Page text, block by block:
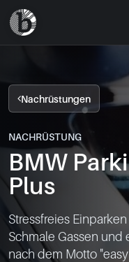
Nachrüsten
News
FAQ
Standorte
Nachrüstungen
NACHRÜSTUNG
BMW
Plus
Stressfreies
Schmale Gassen
nach dem Motto